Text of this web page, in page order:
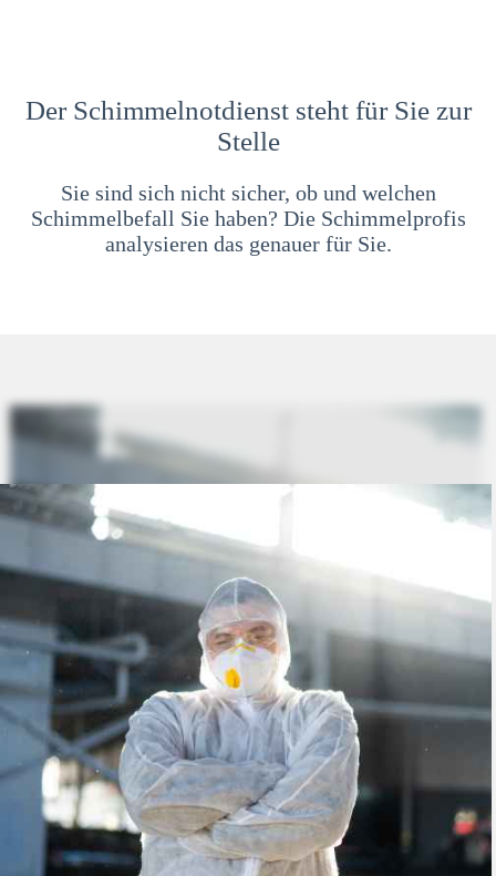
Der Schimmelnotdienst steht für Sie zur
Stelle
Sie sind sich nicht sicher, ob und welchen
Schimmelbefall Sie haben? Die Schimmelprofis
analysieren das genauer für Sie.